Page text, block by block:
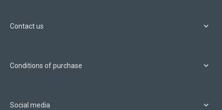
Contact us
Conditions of purchase
Social media